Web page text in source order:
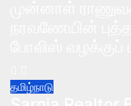
தமிழ்நாடு